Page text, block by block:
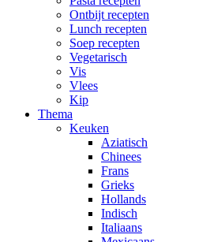
Ontbijt recepten
Lunch recepten
Soep recepten
Vegetarisch
Vis
Vlees
Kip
Thema
Keuken
Aziatisch
Chinees
Frans
Grieks
Hollands
Indisch
Italiaans